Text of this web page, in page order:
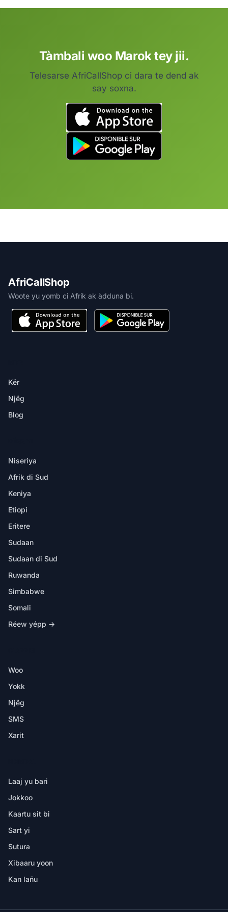
Tàmbali woo Marok tey jii.
Telesarse AfriCallShop ci dara te dend ak
say soxna.
AfriCallShop
Woote yu yomb ci Afrik ak àdduna bi.
Kër
Njëg
Blog
Niseriya
Afrik di Sud
Keniya
Etiopi
Eritere
Sudaan
Sudaan di Sud
Ruwanda
Simbabwe
Somali
Réew yépp →
Woo
Yokk
Njëg
SMS
Xarit
Laaj yu bari
Jokkoo
Kaartu sit bi
Sart yi
Sutura
Xibaaru yoon
Kan lañu